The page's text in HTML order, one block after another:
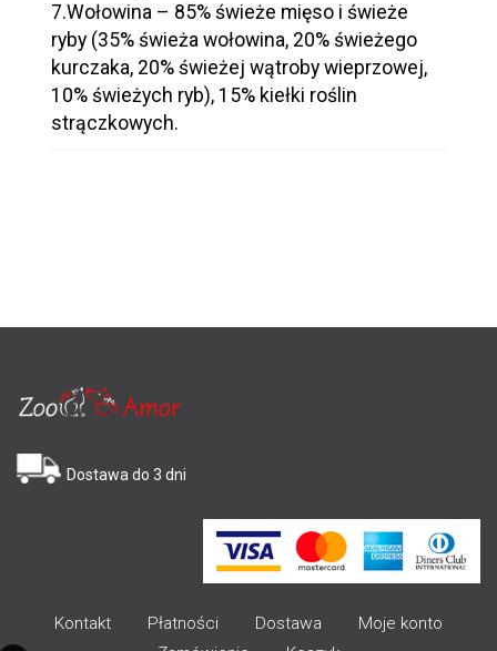
7.Wołowina – 85% świeże mięso i świeże
ryby (35% świeża wołowina, 20% świeżego
kurczaka, 20% świeżej wątroby wieprzowej,
10% świeżych ryb), 15% kiełki roślin
strączkowych.
Dostawa do 3 dni
Kontakt Płatności Dostawa
Moje konto